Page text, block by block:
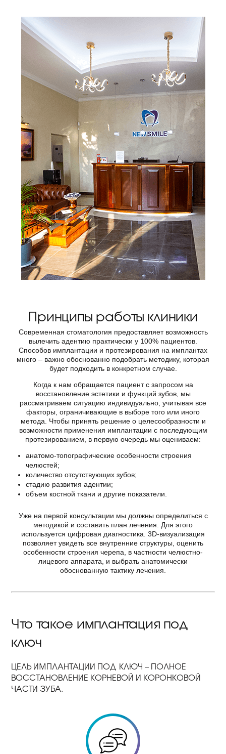
Принципы работы клиники
Современная стоматология предоставляет возможность
вылечить адентию практически у 100% пациентов.
Способов имплантации и протезирования на имплантах
много – важно обоснованно подобрать методику, которая
будет подходить в конкретном случае.
Когда к нам обращается пациент с запросом на
восстановление эстетики и функций зубов, мы
рассматриваем ситуацию индивидуально, учитывая все
факторы, ограничивающие в выборе того или иного
метода. Чтобы принять решение о целесообразности и
возможности применения имплантации с последующим
протезированием, в первую очередь мы оцениваем:
анатомо-топографические особенности строения
челюстей;
количество отсутствующих зубов;
стадию развития адентии;
объем костной ткани и другие показатели.
Уже на первой консультации мы должны определиться с
методикой и составить план лечения. Для этого
используется цифровая диагностика. 3D-визуализация
позволяет увидеть все внутренние структуры, оценить
особенности строения черепа, в частности челюстно-
лицевого аппарата, и выбрать анатомически
обоснованную тактику лечения.
Что такое имплантация под
ключ
ЦЕЛЬ ИМПЛАНТАЦИИ ПОД КЛЮЧ – ПОЛНОЕ
ВОССТАНОВЛЕНИЕ КОРНЕВОЙ И КОРОНКОВОЙ
ЧАСТИ ЗУБА.